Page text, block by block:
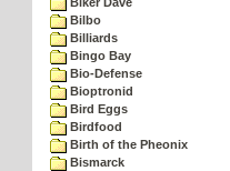
Bilbo
Billiards
Bingo Bay
Bio-Defense
Bioptronid
Bird Eggs
Birdfood
Birth of the Pheonix
Bismarck